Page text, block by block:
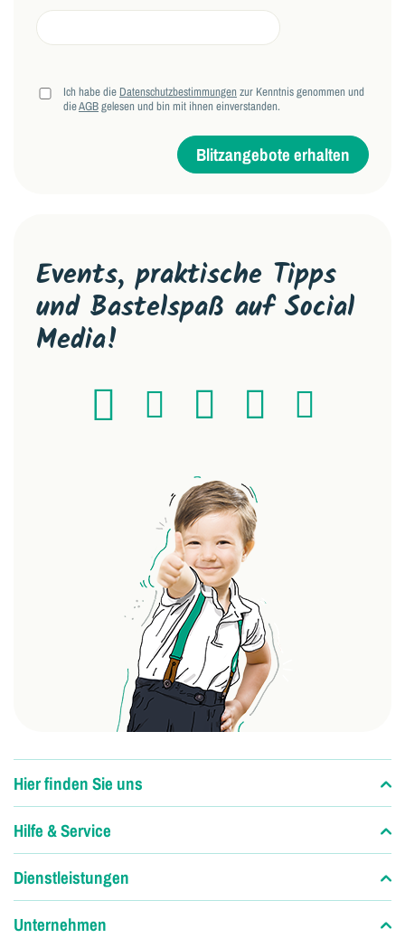
Ich habe die Datenschutzbestimmungen zur Kenntnis genommen und
dieAGBgelesen und bin mit ihnen einverstanden.
Blitzangebote erhalten
Events, praktische Tipps
und Bastelspaß auf Social
Media!
Hier finden Sie uns
Hilfe & Service
Dienstleistungen
Unternehmen